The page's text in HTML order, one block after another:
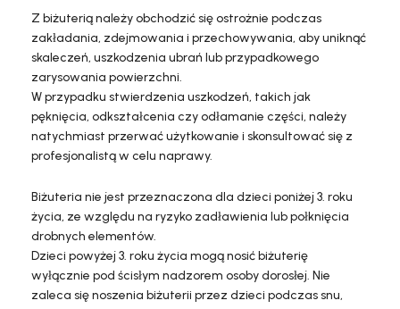
Z biżuterią należy obchodzić się ostrożnie podczas
zakładania, zdejmowania i przechowywania, aby uniknąć
skaleczeń, uszkodzenia ubrań lub przypadkowego
zarysowania powierzchni.
W przypadku stwierdzenia uszkodzeń, takich jak
pęknięcia, odkształcenia czy odłamanie części, należy
natychmiast przerwać użytkowanie i skonsultować się z
profesjonalistą w celu naprawy.
Biżuteria nie jest przeznaczona dla dzieci poniżej 3. roku
życia, ze względu na ryzyko zadławienia lub połknięcia
drobnych elementów.
Dzieci powyżej 3. roku życia mogą nosić biżuterię
wyłącznie pod ścisłym nadzorem osoby dorosłej. Nie
zaleca się noszenia biżuterii przez dzieci podczas snu,